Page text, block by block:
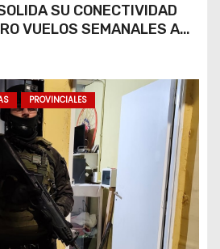
SU CONECTIVIDAD
VUELOS SEMANALES A
PROVINCIALES